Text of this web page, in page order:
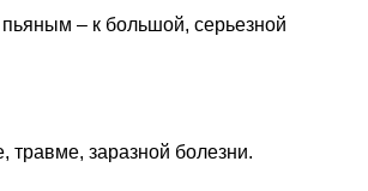
– к большой, серьезной
травме, заразной болезни.